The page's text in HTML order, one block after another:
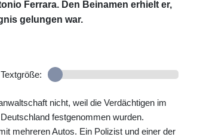
Ferrara. Den Beinamen erhielt er,
gelungen war.
Textgröße:
nicht, weil die Verdächtigen im
festgenommen wurden.
mehreren Autos. Ein Polizist und einer der